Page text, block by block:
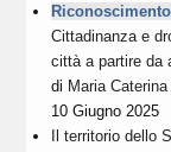
Cittadinanza e
città a partire da
di Maria
10 Giugno 2025
Il territorio dello